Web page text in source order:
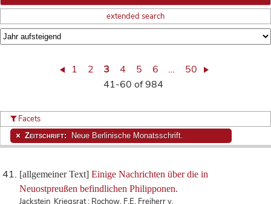
extended search
1 2 3 4 5 6 …
50
41-60 of 984
[allgemeiner Text] Einige Nachrichten über die in
Neuostpreußen befindlichen Philipponen.
Jackstein Kriegsrat ; Rochow, F.E. Freiherr v.
Facets
Zeitschrift: Neue Berlinische Monatsschrift.